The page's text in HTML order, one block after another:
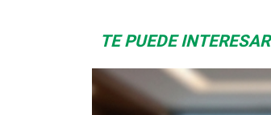
TE PUEDE INTERESAR